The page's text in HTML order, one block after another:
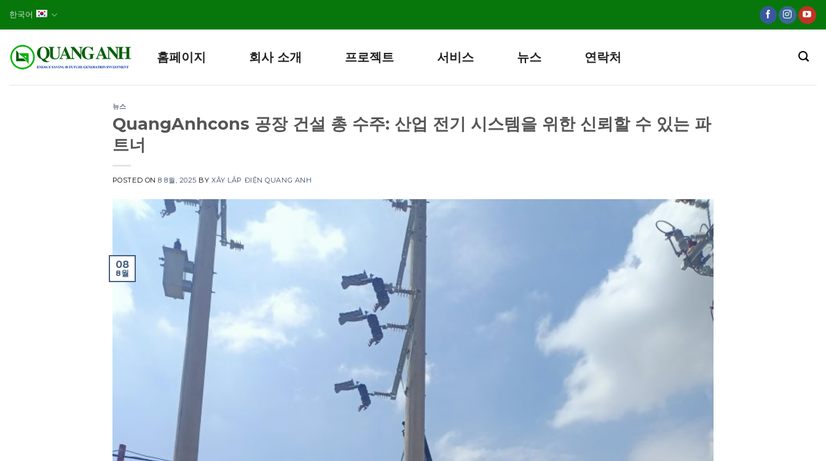
한국어
홈페이지 회사 소개 프로젝트 서비스 뉴스 연락처
뉴스
QuangAnhcons 공장 건설 총 수주: 산업 전기 시스템을 위한 신뢰할 수 있는 파
트너
POSTED ON8 8월, 2025 BYXÂY LẮP ĐIỆN QUANG ANH
08
8월